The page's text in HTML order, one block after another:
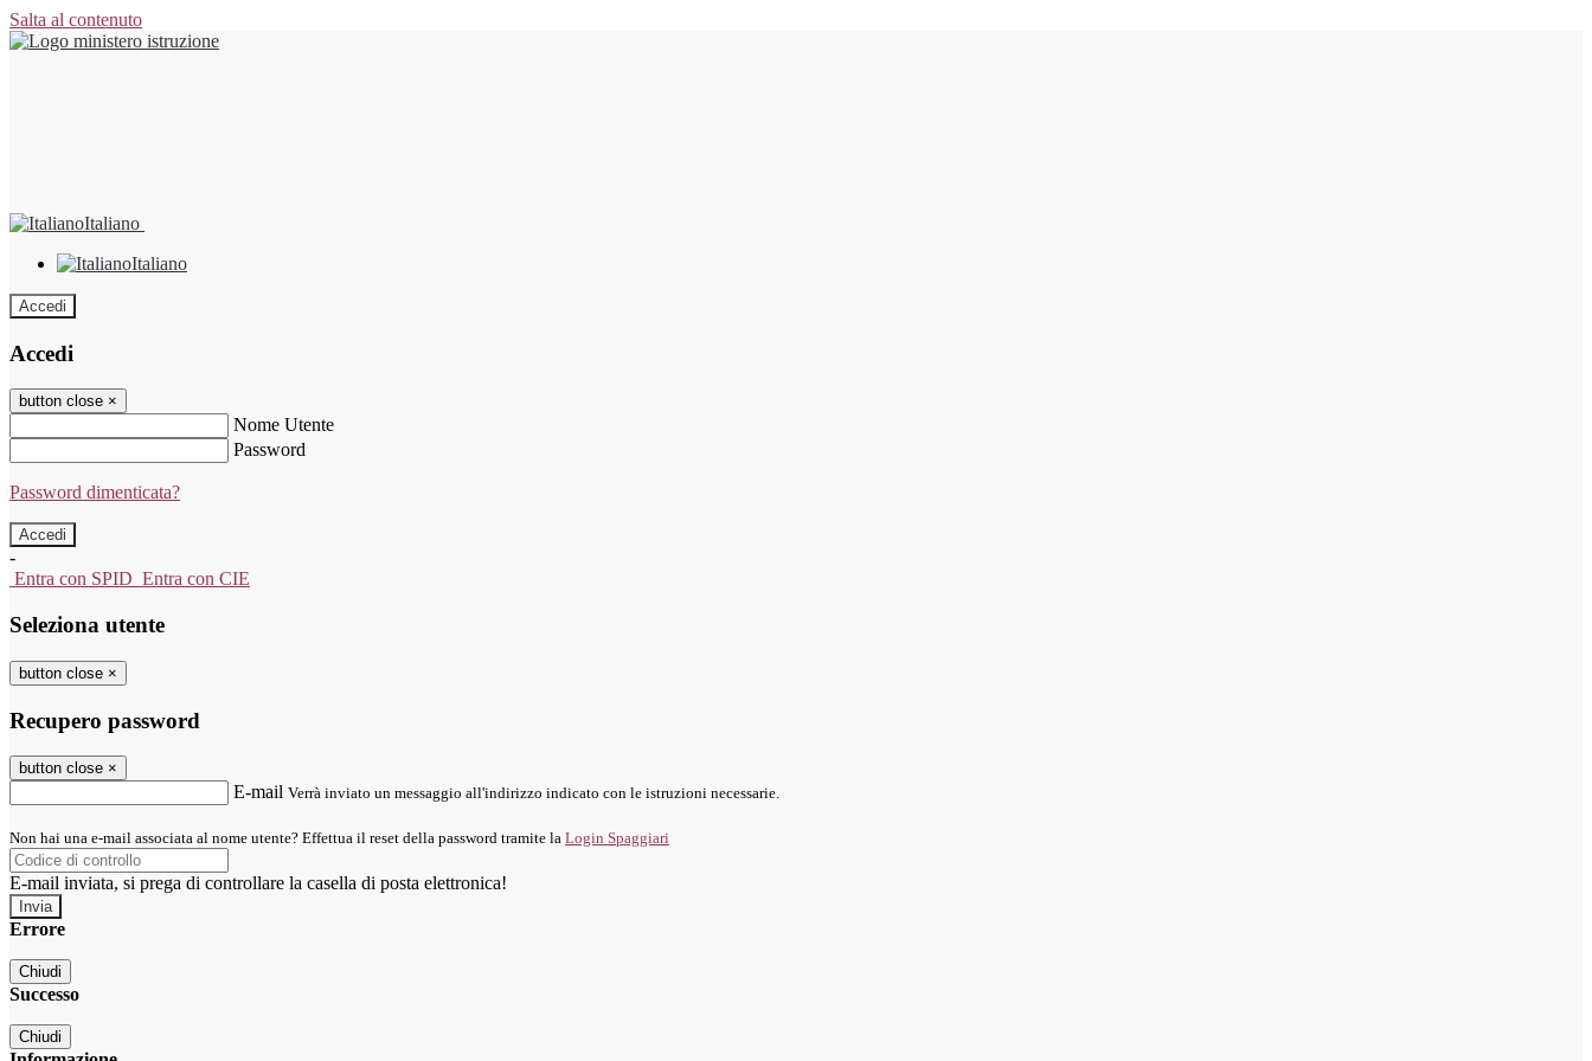
Salta al contenuto
Italiano
Italiano
Accedi
Accedi
button close ×
Nome Utente
Password
Password dimenticata?
-
Entra con SPID Entra con CIE
Seleziona utente
button close ×
Recupero password
button close ×
E-mail Verrà inviato un messaggio all'indirizzo indicato con le istruzioni necessarie.
Non hai una e-mail associata al nome utente? Effettua il reset della password tramite la Login Spaggiari
E-mail inviata, si prega di controllare la casella di posta elettronica!
Errore
Chiudi
Successo
Chiudi